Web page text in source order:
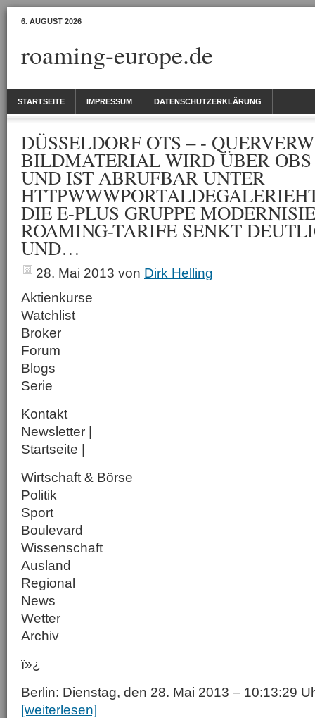
6. AUGUST 2026
roaming-europe.de
STARTSEITE IMPRESSUM DATENSCHUTZERKLÄRUNG
DÜSSELDORF OTS – -
BILDMATERIAL WIRD ÜBER
UND IST ABRUFBAR UNTER
DIE E-PLUS GRUPPE
ROAMING-TARIFE SENKT
UND…
28. Mai 2013 von Dirk Helling
Aktienkurse
Watchlist
Broker
Forum
Blogs
Serie
Kontakt
Newsletter |
Startseite |
Wirtschaft & Börse
Politik
Sport
Boulevard
Wissenschaft
Ausland
Regional
News
Wetter
Archiv
ï»¿
Berlin: Dienstag, den 28. Mai 2013 – 10:13:29
[weiterlesen]